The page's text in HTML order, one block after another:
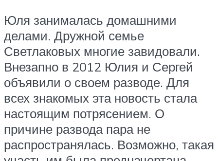
Юля занималась домашними
делами. Дружной семье
Светлаковых многие завидовали.
Внезапно в 2012 Юлия и Сергей
объявили о своем разводе. Для
всех знакомых эта новость стала
настоящим потрясением. О
причине развода пара не
распространялась. Возможно, такая